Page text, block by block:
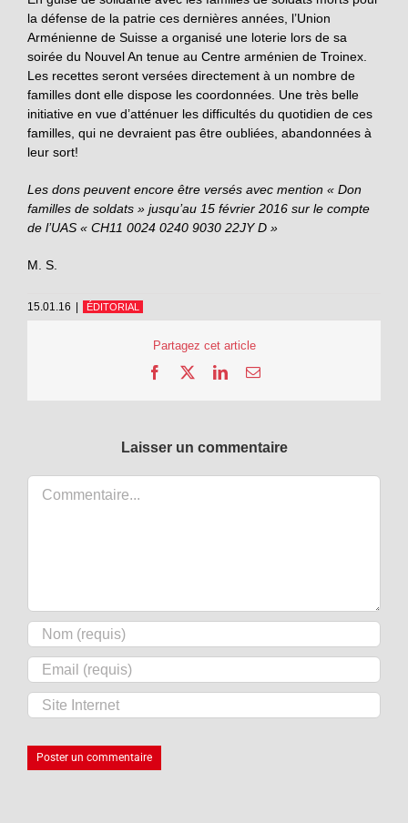
la défense de la patrie ces dernières années, l’Union
Arménienne de Suisse a organisé une loterie lors de sa
soirée du Nouvel An tenue au Centre arménien de Troinex.
Les recettes seront versées directement à un nombre de
familles dont elle dispose les coordonnées. Une très belle
initiative en vue d’atténuer les difficultés du quotidien de ces
familles, qui ne devraient pas être oubliées, abandonnées à
leur sort!
Les dons peuvent encore être versés avec mention « Don
familles de soldats » jusqu’au 15 février 2016 sur le compte
de l’UAS « CH11 0024 0240 9030 22JY D »
M. S.
15.01.16 | ÉDITORIAL
Partagez cet article
Facebook LinkedInEmail
Laisser un commentaire
Commentaire